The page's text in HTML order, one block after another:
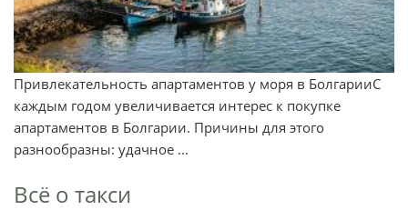
Привлекательность апартаментов у моря в БолгарииС
каждым годом увеличивается интерес к покупке
апартаментов в Болгарии. Причины для этого
разнообразны: удачное ...
Всё о такси